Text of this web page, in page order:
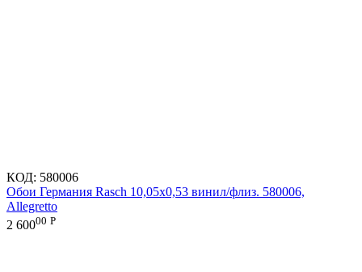
КОД: 580006
Обои Германия Rasch 10,05x0,53 винил/флиз. 580006,
Allegretto
2 60000 Р